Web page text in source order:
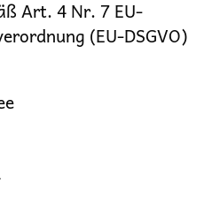
Art. 4 Nr. 7 EU-
(EU-DSGVO)